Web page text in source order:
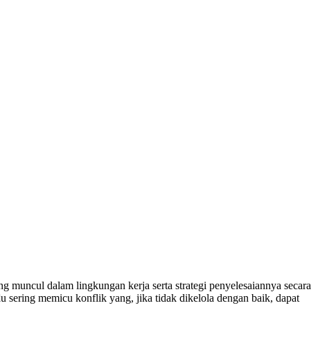
dalam lingkungan kerja serta strategi penyelesaiannya secara
sering memicu konflik yang, jika tidak dikelola dengan baik, dapat